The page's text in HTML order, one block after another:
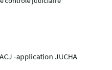
-application JUCHA